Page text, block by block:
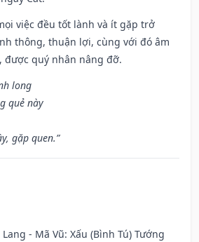
việc đều tốt lành và ít gặp trở
thông, thuận lợi, cùng với đó âm
được quý nhân nâng đỡ.
long
quẻ này
gặp quen.”
- Mã Vũ: Xấu (Bình Tú) Tướng